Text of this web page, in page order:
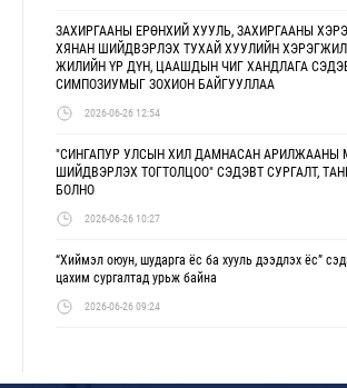
ЗАХИРГААНЫ ЕРӨНХИЙ ХУУЛЬ, ЗАХИРГААНЫ
ХЯНАН ШИЙДВЭРЛЭХ ТУХАЙ ХУУЛИЙН
ЖИЛИЙН ҮР ДҮН, ЦААШДЫН ЧИГ ХАНДЛАГА
СИМПОЗИУМЫГ ЗОХИОН БАЙГУУЛЛАА
2026-06-26 12:54
"СИНГАПУР УЛСЫН ХИЛ ДАМНАСАН АРИЛЖААНЫ
ШИЙДВЭРЛЭХ ТОГТОЛЦОО" СЭДЭВТ СУРГАЛТ,
БОЛНО
2026-06-26 10:27
“Хиймэл оюун, шударга ёс ба хууль дээдлэх ёс”
цахим сургалтад урьж байна
2026-06-26 09:24